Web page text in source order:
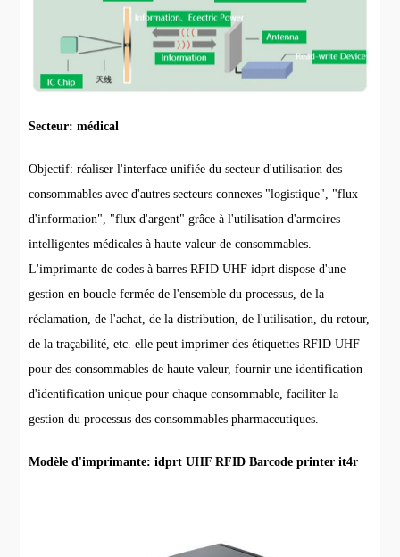
Secteur: médical
Objectif: réaliser l'interface unifiée du secteur d'utilisation des
consommables avec d'autres secteurs connexes "logistique", "flux
d'information", "flux d'argent" grâce à l'utilisation d'armoires
intelligentes médicales à haute valeur de consommables.
L'imprimante de codes à barres RFID UHF idprt dispose d'une
gestion en boucle fermée de l'ensemble du processus, de la
réclamation, de l'achat, de la distribution, de l'utilisation, du retour,
de la traçabilité, etc. elle peut imprimer des étiquettes RFID UHF
pour des consommables de haute valeur, fournir une identification
d'identification unique pour chaque consommable, faciliter la
gestion du processus des consommables pharmaceutiques.
Modèle d'imprimante: idprt UHF RFID Barcode printer it4r